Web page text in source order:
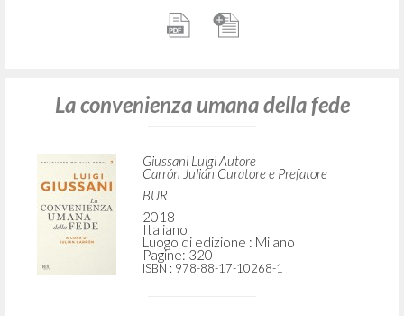
La convenienza umana della fede
Giussani Luigi Autore
Carrón Julián Curatore e Prefatore
BUR
2018
Italiano
Luogo di edizione : Milano
Pagine: 320
ISBN : 978-88-17-10268-1